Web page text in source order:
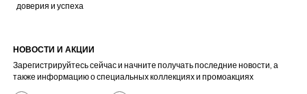
доверия и успеха
НОВОСТИ И АКЦИИ
Зарегистрируйтесь сейчас и начните получать последние новости, а
также информацию о специальных коллекциях и промоакциях